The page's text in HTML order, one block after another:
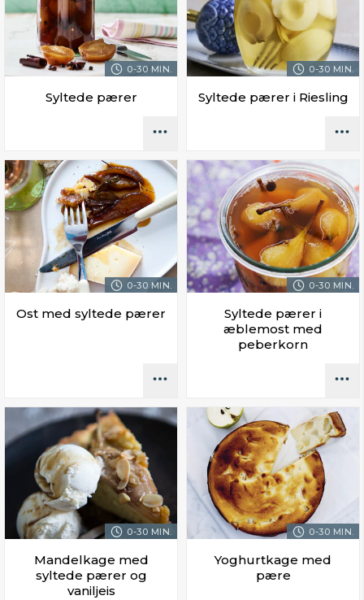
0-30 MIN.
Syltede pærer
0-30 MIN.
Syltede pærer i Riesling
0-30 MIN.
Ost med syltede pærer
0-30 MIN.
Syltede pærer i
æblemost med
peberkorn
0-30 MIN.
Mandelkage med
syltede pærer og
vaniljeis
0-30 MIN.
Yoghurtkage med
pære